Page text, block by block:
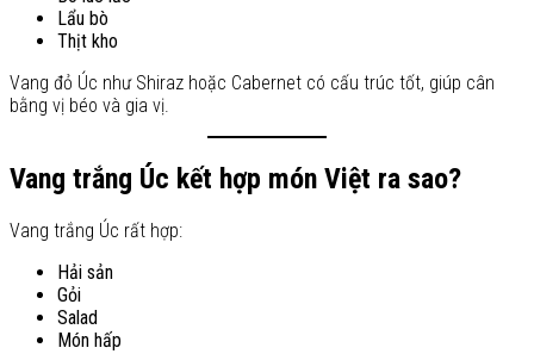
Lẩu bò
Thịt kho
Vang đỏ Úc như Shiraz hoặc Cabernet có cấu trúc tốt, giúp cân
bằng vị béo và gia vị.
Vang trắng Úc kết hợp món Việt ra sao?
Vang trắng Úc rất hợp:
Hải sản
Gỏi
Salad
Món hấp